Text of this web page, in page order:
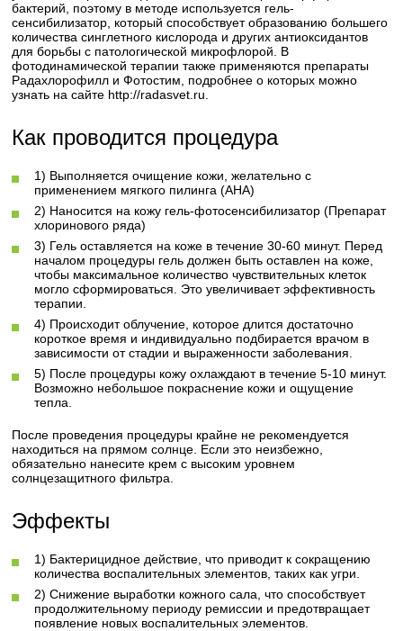
бактерий, поэтому в методе используется гель-
сенсибилизатор, который способствует образованию большего
количества синглетного кислорода и других антиоксидантов
для борьбы с патологической микрофлорой. В
фотодинамической терапии также применяются препараты
Радахлорофилл и Фотостим, подробнее о которых можно
узнать на сайте http://radasvet.ru.
Как проводится процедура
1) Выполняется очищение кожи, желательно с
применением мягкого пилинга (АНА)
2) Наносится на кожу гель-фотосенсибилизатор (Препарат
хлоринового ряда)
3) Гель оставляется на коже в течение 30-60 минут. Перед
началом процедуры гель должен быть оставлен на коже,
чтобы максимальное количество чувствительных клеток
могло сформироваться. Это увеличивает эффективность
терапии.
4) Происходит облучение, которое длится достаточно
короткое время и индивидуально подбирается врачом в
зависимости от стадии и выраженности заболевания.
5) После процедуры кожу охлаждают в течение 5-10 минут.
Возможно небольшое покраснение кожи и ощущение
тепла.
После проведения процедуры крайне не рекомендуется
находиться на прямом солнце. Если это неизбежно,
обязательно нанесите крем с высоким уровнем
солнцезащитного фильтра.
Эффекты
1) Бактерицидное действие, что приводит к сокращению
количества воспалительных элементов, таких как угри.
2) Снижение выработки кожного сала, что способствует
продолжительному периоду ремиссии и предотвращает
появление новых воспалительных элементов.